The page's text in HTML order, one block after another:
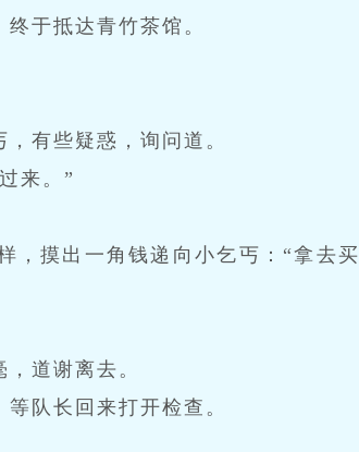
于抵达青竹茶馆。
有些疑惑，询问道。
来。”
，摸出一角钱递向小乞丐：“拿去买
道谢离去。
队长回来打开检查。